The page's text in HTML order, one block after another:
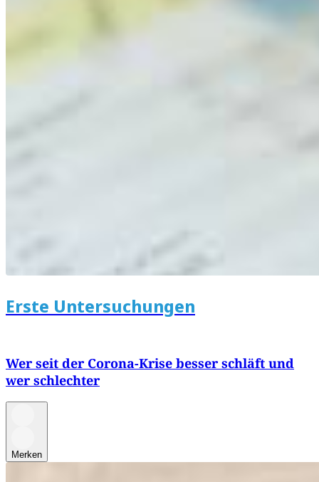
Erste Untersuchungen
Wer seit der Corona-Krise besser schläft und
wer schlechter
Merken